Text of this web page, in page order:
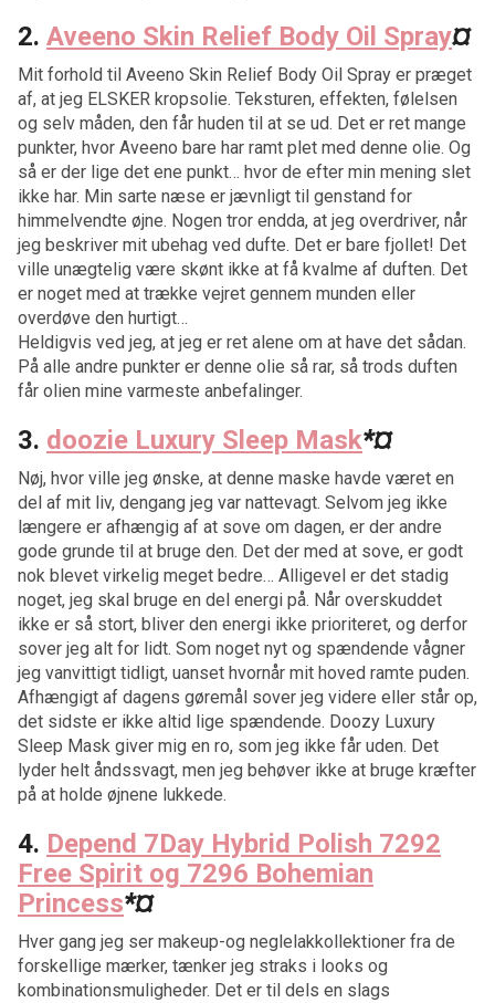
2. Aveeno Skin Relief Body Oil Spray¤
Mit forhold til Aveeno Skin Relief Body Oil Spray er præget
af, at jeg ELSKER kropsolie. Teksturen, effekten, følelsen
og selv måden, den får huden til at se ud. Det er ret mange
punkter, hvor Aveeno bare har ramt plet med denne olie. Og
så er der lige det ene punkt… hvor de efter min mening slet
ikke har. Min sarte næse er jævnligt til genstand for
himmelvendte øjne. Nogen tror endda, at jeg overdriver, når
jeg beskriver mit ubehag ved dufte. Det er bare fjollet! Det
ville unægtelig være skønt ikke at få kvalme af duften. Det
er noget med at trække vejret gennem munden eller
overdøve den hurtigt…
Heldigvis ved jeg, at jeg er ret alene om at have det sådan.
På alle andre punkter er denne olie så rar, så trods duften
får olien mine varmeste anbefalinger.
3. doozie Luxury Sleep Mask*¤
Nøj, hvor ville jeg ønske, at denne maske havde været en
del af mit liv, dengang jeg var nattevagt. Selvom jeg ikke
længere er afhængig af at sove om dagen, er der andre
gode grunde til at bruge den. Det der med at sove, er godt
nok blevet virkelig meget bedre… Alligevel er det stadig
noget, jeg skal bruge en del energi på. Når overskuddet
ikke er så stort, bliver den energi ikke prioriteret, og derfor
sover jeg alt for lidt. Som noget nyt og spændende vågner
jeg vanvittigt tidligt, uanset hvornår mit hoved ramte puden.
Afhængigt af dagens gøremål sover jeg videre eller står op,
det sidste er ikke altid lige spændende. Doozy Luxury
Sleep Mask giver mig en ro, som jeg ikke får uden. Det
lyder helt åndssvagt, men jeg behøver ikke at bruge kræfter
på at holde øjnene lukkede.
4. Depend 7Day Hybrid Polish 7292
Free Spirit og 7296 Bohemian
Princess*¤
Hver gang jeg ser makeup-og neglelakkollektioner fra de
forskellige mærker, tænker jeg straks i looks og
kombinationsmuligheder. Det er til dels en slags